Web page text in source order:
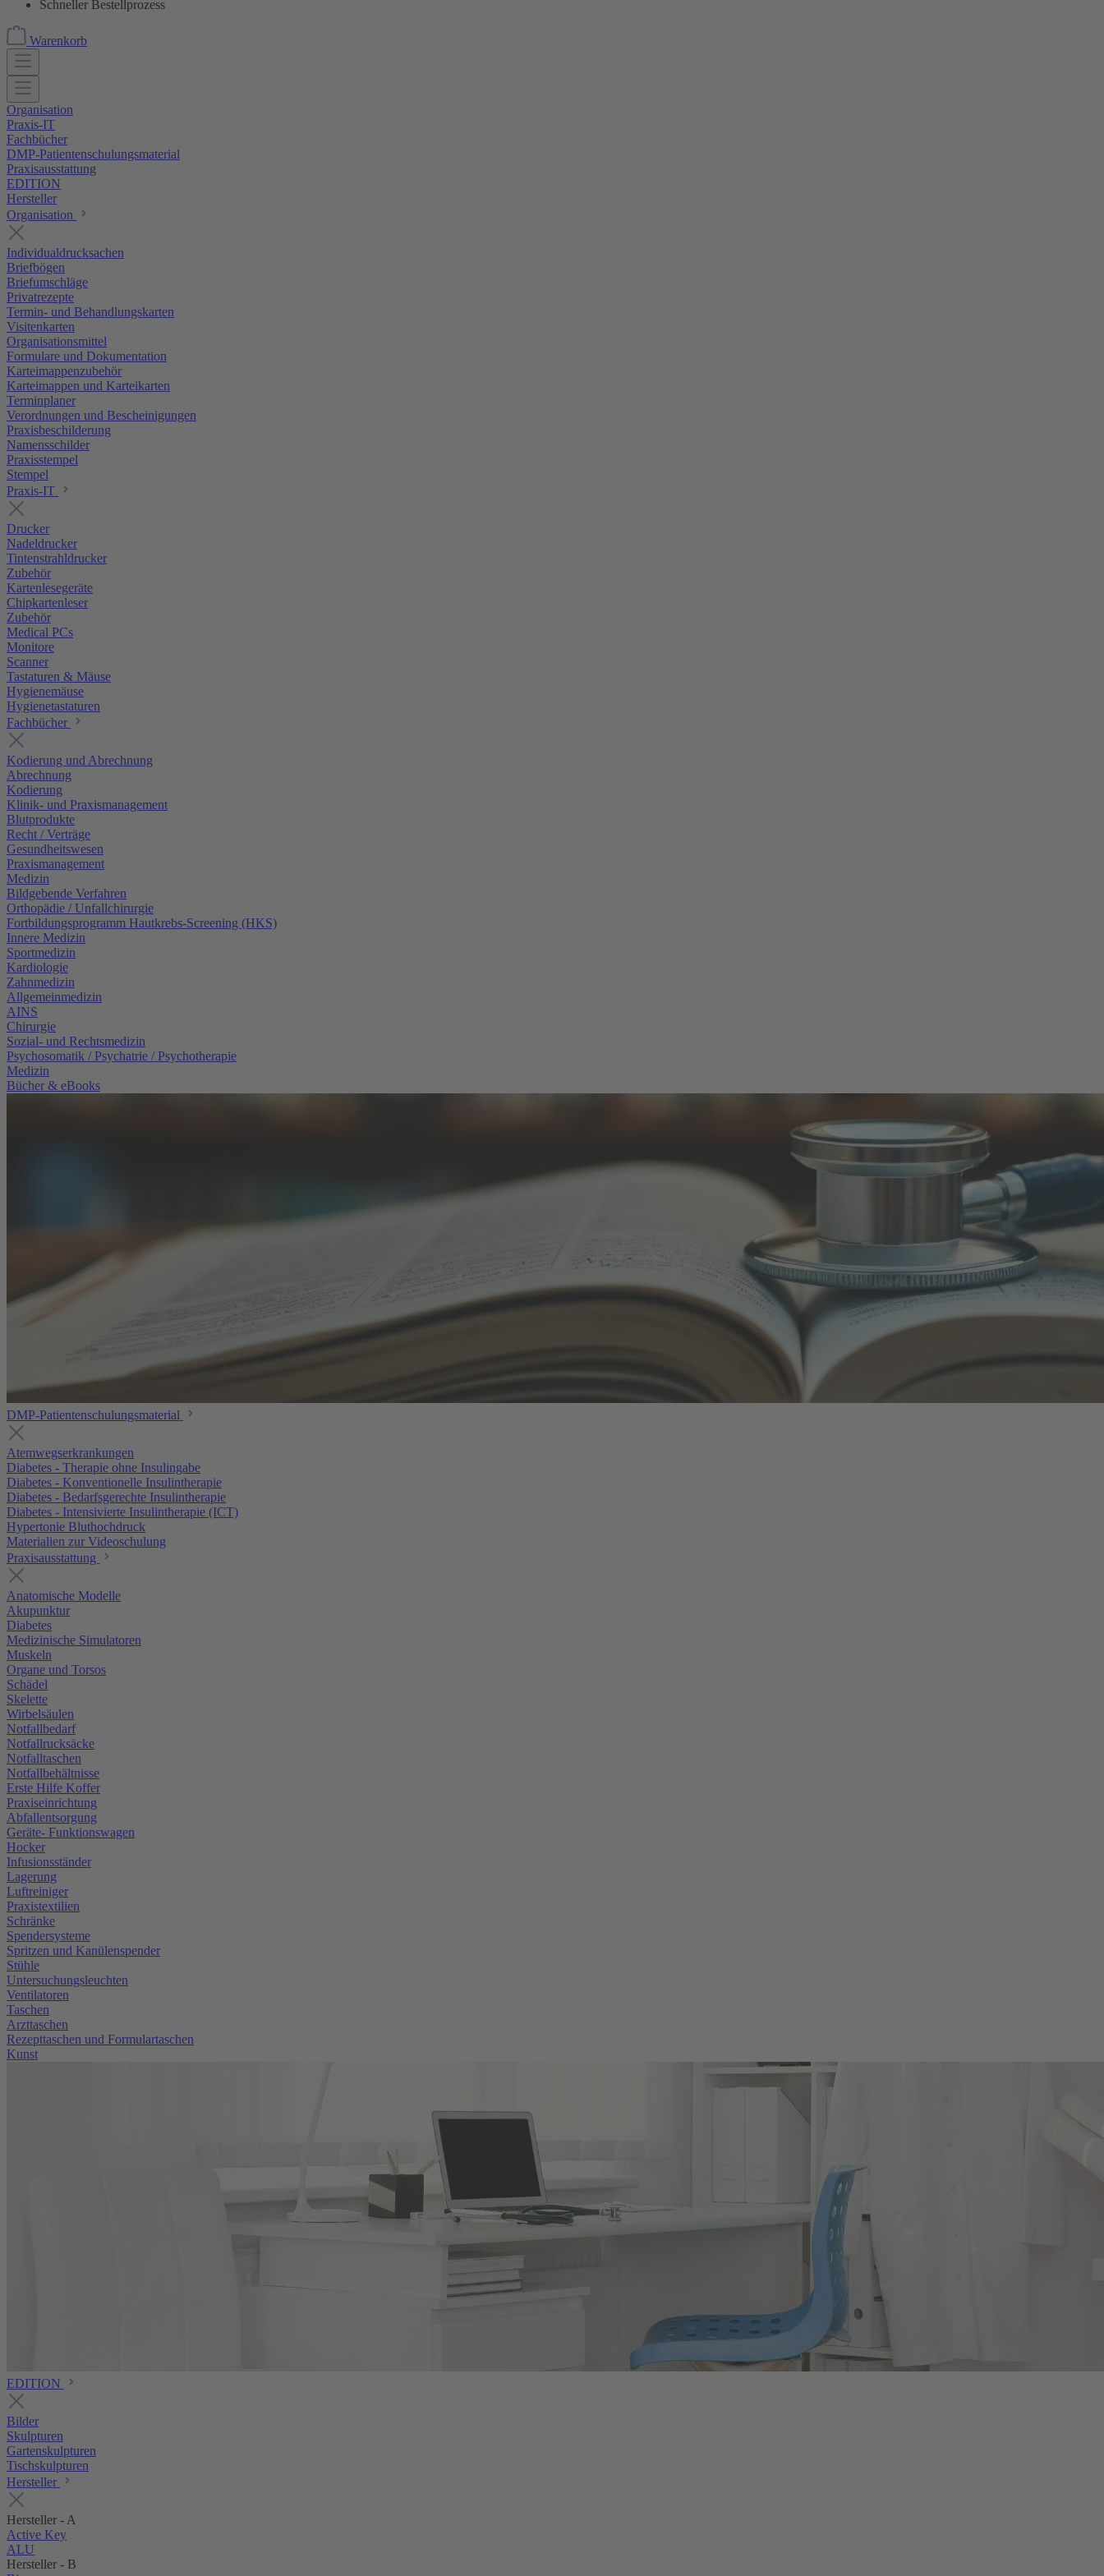
Schneller Bestellprozess
Warenkorb
Organisation
Praxis-IT
Fachbücher
DMP-Patientenschulungsmaterial
Praxisausstattung
EDITION
Hersteller
Organisation
Individualdrucksachen
Briefbögen
Briefumschläge
Privatrezepte
Termin- und Behandlungskarten
Visitenkarten
Organisationsmittel
Formulare und Dokumentation
Karteimappenzubehör
Karteimappen und Karteikarten
Terminplaner
Verordnungen und Bescheinigungen
Praxisbeschilderung
Namensschilder
Praxisstempel
Stempel
Praxis-IT
Drucker
Nadeldrucker
Tintenstrahldrucker
Zubehör
Kartenlesegeräte
Chipkartenleser
Zubehör
Medical PCs
Monitore
Scanner
Tastaturen & Mäuse
Hygienemäuse
Hygienetastaturen
Fachbücher
Kodierung und Abrechnung
Abrechnung
Kodierung
Klinik- und Praxismanagement
Blutprodukte
Recht / Verträge
Gesundheitswesen
Praxismanagement
Medizin
Bildgebende Verfahren
Orthopädie / Unfallchirurgie
Fortbildungsprogramm Hautkrebs-Screening (HKS)
Innere Medizin
Sportmedizin
Kardiologie
Zahnmedizin
Allgemeinmedizin
AINS
Chirurgie
Sozial- und Rechtsmedizin
Psychosomatik / Psychatrie / Psychotherapie
Medizin
Bücher & eBooks
DMP-Patientenschulungsmaterial
Atemwegserkrankungen
Diabetes - Therapie ohne Insulingabe
Diabetes - Konventionelle Insulintherapie
Diabetes - Bedarfsgerechte Insulintherapie
Diabetes - Intensivierte Insulintherapie (ICT)
Hypertonie Bluthochdruck
Materialien zur Videoschulung
Praxisausstattung
Anatomische Modelle
Akupunktur
Diabetes
Medizinische Simulatoren
Muskeln
Organe und Torsos
Schädel
Skelette
Wirbelsäulen
Notfallbedarf
Notfallrucksäcke
Notfalltaschen
Notfallbehältnisse
Erste Hilfe Koffer
Praxiseinrichtung
Abfallentsorgung
Geräte- Funktionswagen
Hocker
Infusionsständer
Lagerung
Luftreiniger
Praxistextilien
Schränke
Spendersysteme
Spritzen und Kanülenspender
Stühle
Untersuchungsleuchten
Ventilatoren
Taschen
Arzttaschen
Rezepttaschen und Formulartaschen
Kunst
EDITION
Bilder
Skulpturen
Gartenskulpturen
Tischskulpturen
Hersteller
Hersteller - A
Active Key
ALU
Hersteller - B